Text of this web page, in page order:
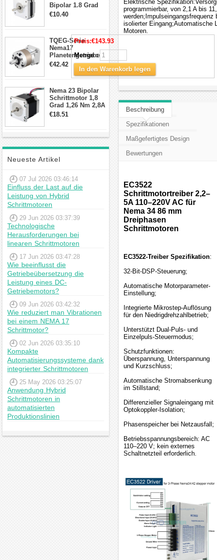
Bipolar 1.8 Grad
8.7Ncm 1A 3.5V 4
€10.40
TQEG-Serie
Nema17
Planetengetriebe
10:1 Spiel 15Arc-
min für Nema 17
Getriebe
€42.42
Nema 23 Bipolar
Schrittmotor 1,8
Grad 1,26 Nm 2,8A
2,5V 4 Drähte
€18.51
Neueste Artikel
07 Jul 2026 03:46:14
Einfluss der Last auf die
Leistung von Hybrid
Schrittmotoren
29 Jun 2026 03:37:39
Technologische
Herausforderungen bei
linearen Schrittmotoren
17 Jun 2026 03:47:28
Wie beeinflusst die
Getriebeübersetzung die
Leistung eines DC-
Getriebemotors?
09 Jun 2026 03:42:32
Wie reduziert man Vibrationen
bei einem NEMA 17
Schrittmotor?
02 Jun 2026 03:35:10
Kompakte
Automatisierungssysteme dank
integrierter Schrittmotoren
25 May 2026 03:25:07
Anwendung Hybrid
Schrittmotoren in
automatisierten
Produktionslinien
Elektrische
programmierbar, von 2,1 A bis
isolierter Eingang;Automatische
Motoren.
Preis:€143.93
Menge :
In den Warenkorb legen
Beschreibung
Spezifikationen
Maßgefertigtes Design
Bewertungen
EC3522
Schrittmotortreiber 2,2–
5A 110–220V AC für
Nema 34 86 mm
Dreiphasen
Schrittmotoren
EC3522-Treiber Spezifikation:
32-Bit-DSP-Steuerung;
Automatische Motorparameter-
Einstellung;
Integrierte Mikrostep-Auflösung
für den Niedrigdrehzahlbetrieb;
Unterstützt Dual-Puls- und
Einzelpuls-Steuermodus;
Schutzfunktionen:
Überspannung, Unterspannung
und Kurzschluss;
Automatische Stromabsenkung
im Stillstand;
Differenzieller Signaleingang mit
Optokoppler-Isolation;
Phasenspeicher bei Netzausfall;
Betriebsspannungsbereich: AC
110–220 V; kein externes
Schaltnetzteil erforderlich.